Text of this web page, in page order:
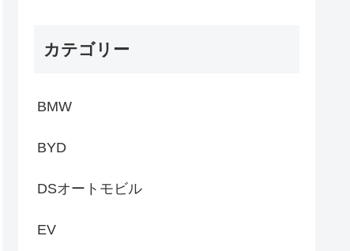
カテゴリー
BMW
BYD
DSオートモビル
EV